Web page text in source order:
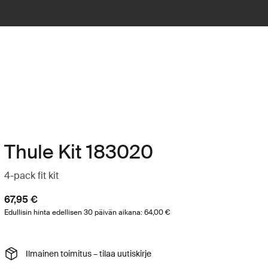
Thule Kit 183020
4-pack fit kit
67,95 €
Edullisin hinta edellisen 30 päivän aikana: 64,00 €
Ilmainen toimitus – tilaa uutiskirje